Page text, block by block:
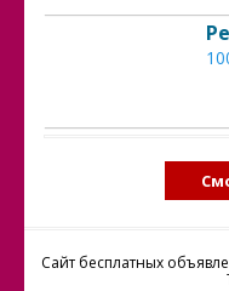
Сайт бесплатных